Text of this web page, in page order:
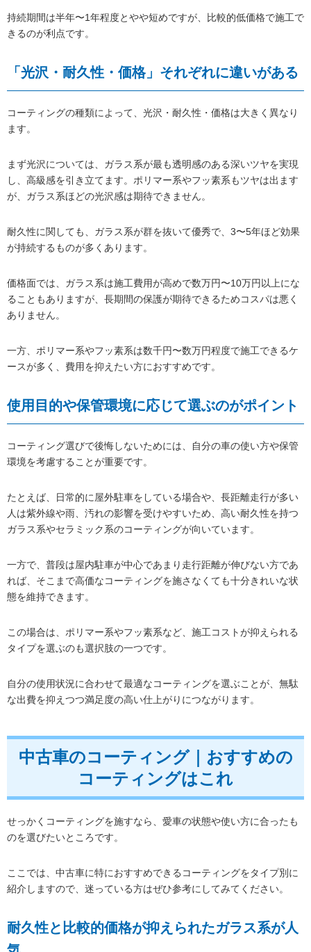
持続期間は半年〜1年程度とやや短めですが、比較的低価格で施工で
きるのが利点です。
「光沢・耐久性・価格」それぞれに違いがある
コーティングの種類によって、光沢・耐久性・価格は大きく異なり
ます。
まず光沢については、ガラス系が最も透明感のある深いツヤを実現
し、高級感を引き立てます。ポリマー系やフッ素系もツヤは出ます
が、ガラス系ほどの光沢感は期待できません。
耐久性に関しても、ガラス系が群を抜いて優秀で、3〜5年ほど効果
が持続するものが多くあります。
価格面では、ガラス系は施工費用が高めで数万円〜10万円以上にな
ることもありますが、長期間の保護が期待できるためコスパは悪く
ありません。
一方、ポリマー系やフッ素系は数千円〜数万円程度で施工できるケ
ースが多く、費用を抑えたい方におすすめです。
使用目的や保管環境に応じて選ぶのがポイント
コーティング選びで後悔しないためには、自分の車の使い方や保管
環境を考慮することが重要です。
たとえば、日常的に屋外駐車をしている場合や、長距離走行が多い
人は紫外線や雨、汚れの影響を受けやすいため、高い耐久性を持つ
ガラス系やセラミック系のコーティングが向いています。
一方で、普段は屋内駐車が中心であまり走行距離が伸びない方であ
れば、そこまで高価なコーティングを施さなくても十分きれいな状
態を維持できます。
この場合は、ポリマー系やフッ素系など、施工コストが抑えられる
タイプを選ぶのも選択肢の一つです。
自分の使用状況に合わせて最適なコーティングを選ぶことが、無駄
な出費を抑えつつ満足度の高い仕上がりにつながります。
中古車のコーティング｜おすすめの
コーティングはこれ
せっかくコーティングを施すなら、愛車の状態や使い方に合ったも
のを選びたいところです。
ここでは、中古車に特におすすめできるコーティングをタイプ別に
紹介しますので、迷っている方はぜひ参考にしてみてください。
耐久性と比較的価格が抑えられたガラス系が人